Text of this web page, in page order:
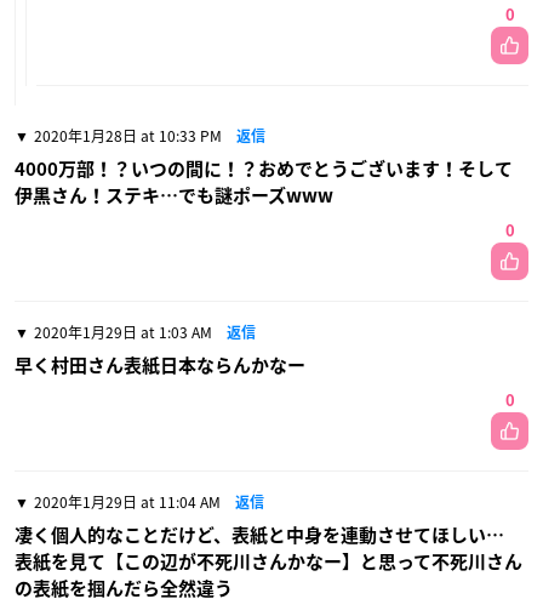
0
2020年1月28日 at 10:33 PM 返信
4000万部！？いつの間に！？おめでとうございます！そして
伊黒さん！ステキ…でも謎ポーズwww
0
2020年1月29日 at 1:03 AM 返信
早く村田さん表紙日本ならんかなー
0
2020年1月29日 at 11:04 AM 返信
凄く個人的なことだけど、表紙と中身を連動させてほしい…
表紙を見て【この辺が不死川さんかなー】と思って不死川さん
の表紙を掴んだら全然違う